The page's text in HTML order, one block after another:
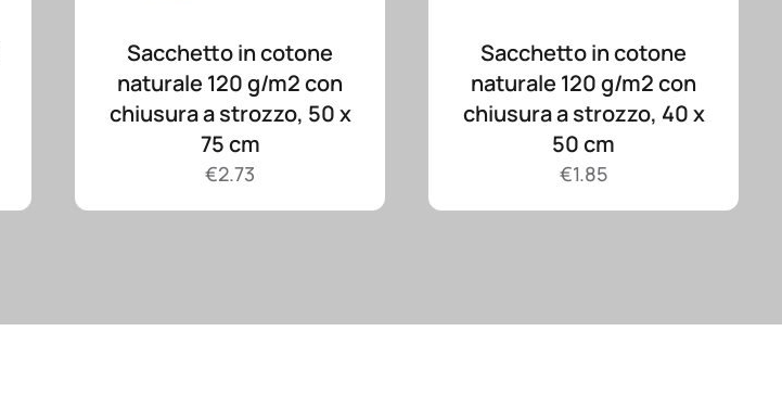
Sacchetto in cotone
naturale 120 g/m2 con
chiusura a strozzo, 50 x
75 cm
€2.73
Sacchetto in cotone
naturale 120 g/m2 con
chiusura a strozzo, 40 x
50 cm
€1.85